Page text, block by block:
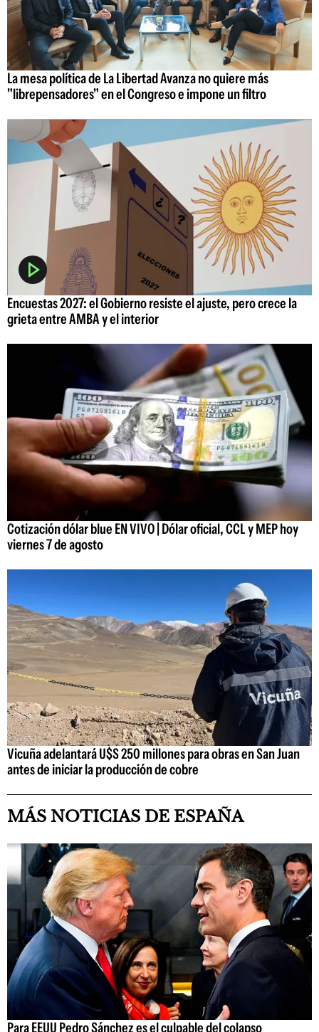
La mesa política de La Libertad Avanza no quiere más
"librepensadores" en el Congreso e impone un filtro
Encuestas 2027: el Gobierno resiste el ajuste, pero crece la
grieta entre AMBA y el interior
Cotización dólar blue EN VIVO | Dólar oficial, CCL y MEP hoy
viernes 7 de agosto
Vicuña adelantará U$S 250 millones para obras en San Juan
antes de iniciar la producción de cobre
MÁS NOTICIAS DE ESPAÑA
Para EEUU Pedro Sánchez es el culpable del colapso